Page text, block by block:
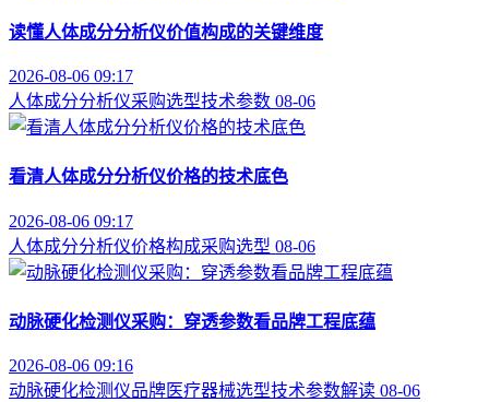
读懂人体成分分析仪价值构成的关键维度
2026-08-06 09:17
人体成分分析仪采购选型技术参数 08-06
看清人体成分分析仪价格的技术底色
2026-08-06 09:17
人体成分分析仪价格构成采购选型 08-06
动脉硬化检测仪采购：穿透参数看品牌工程底蕴
2026-08-06 09:16
动脉硬化检测仪品牌医疗器械选型技术参数解读 08-06